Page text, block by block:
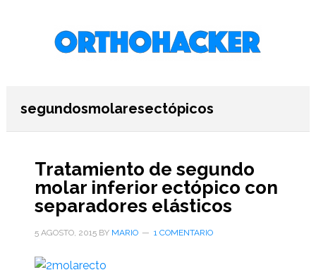
segundosmolaresectópicos
Tratamiento de segundo
molar inferior ectópico con
separadores elásticos
5 AGOSTO, 2015BY MARIO 1 COMENTARIO